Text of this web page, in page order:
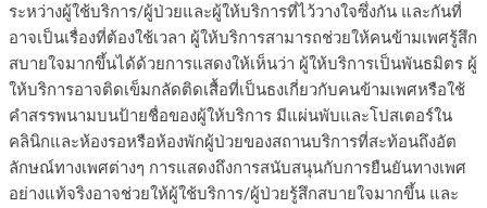
ระหว่างผู้ใช้บริการ/ผู้ป่วยและผู้ให้บริการที่ไว้วางใจซึ่งกัน และกันที่
อาจเป็นเรื่องที่ต้องใช้เวลา ผู้ให้บริการสามารถช่วยให้คนข้ามเพศรู้สึก
สบายใจมากขึ้นได้ด้วยการแสดงให้เห็นว่า ผู้ให้บริการเป็นพันธมิตร ผู้
ให้บริการอาจติดเข็มกลัดติดเสื้อที่เป็นธงเกี่ยวกับคนข้ามเพศหรือใช้
คำสรรพนามบนป้ายชื่อของผู้ให้บริการ มีแผ่นพับและโปสเตอร์ใน
คลินิกและห้องรอหรือห้องพักผู้ป่วยของสถานบริการที่สะท้อนถึงอัต
ลักษณ์ทางเพศต่างๆ การแสดงถึงการสนับสนุนกับการยืนยันทางเพศ
อย่างแท้จริงอาจช่วยให้ผู้ใช้บริการ/ผู้ป่วยรู้สึกสบายใจมากขึ้น และ